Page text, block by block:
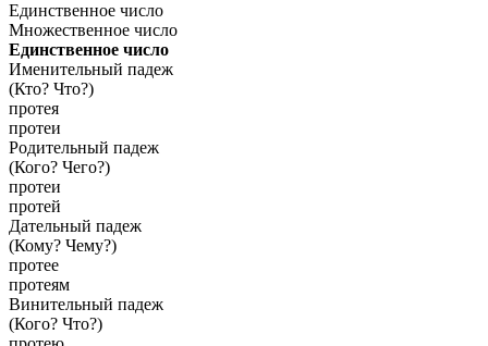
Единственное число
Множественное число
Единственное число
Именительный падеж
(Кто? Что?)
протея
протеи
Родительный падеж
(Кого? Чего?)
протеи
протей
Дательный падеж
(Кому? Чему?)
протее
протеям
Винительный падеж
(Кого? Что?)